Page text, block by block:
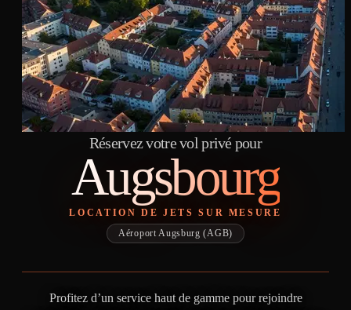
Réservez votre vol privé pour
Augsbourg
LOCATION DE JETS SUR MESURE
Aéroport Augsburg (AGB)
Profitez d’un service haut de gamme pour rejoindre